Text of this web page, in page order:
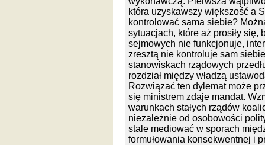
która uzyskawszy większość a
kontrolować sama siebie?
sytuacjach, które aż prosiły się,
sejmowych nie funkcjonuje,
zresztą nie kontroluje sam
stanowiskach rządowych
rozdział między władzą
Rozwiązać ten dylemat może
się ministrem zdaje mandat.
warunkach stałych rządów
niezależnie od osobowości
stale mediować w sporach
formułowania konsekwentnej i